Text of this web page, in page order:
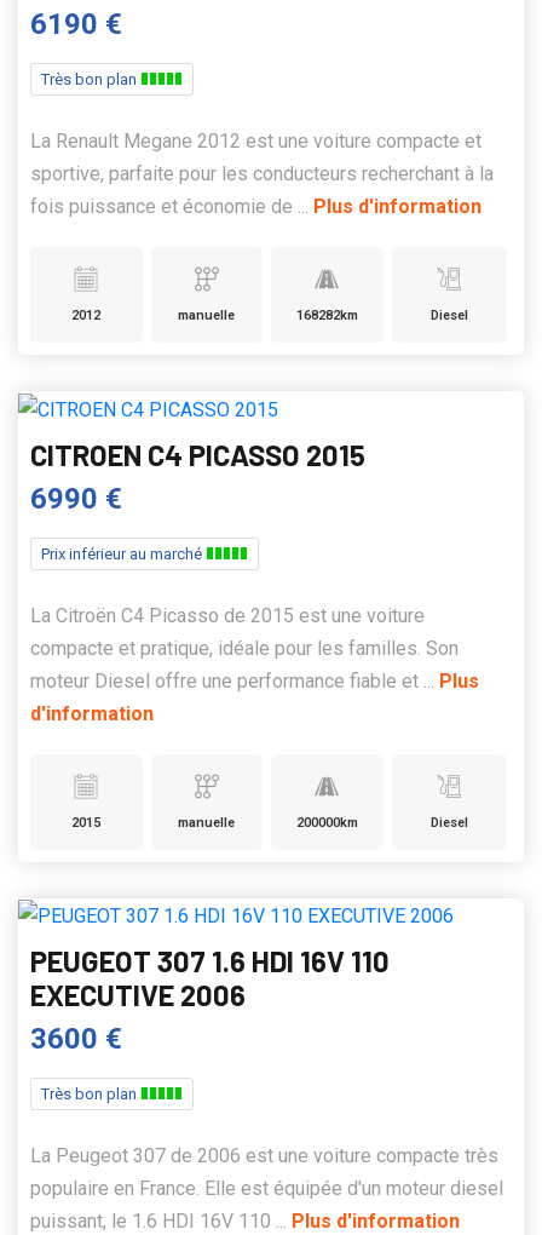
6190 €
Très bon plan
La Renault Megane 2012 est une voiture compacte et
sportive, parfaite pour les conducteurs recherchant à la
fois puissance et économie de ... Plus d'information
2012 manuelle 168282km Diesel
CITROEN C4 PICASSO 2015
6990 €
Prix inférieur au marché
La Citroën C4 Picasso de 2015 est une voiture
compacte et pratique, idéale pour les familles. Son
moteur Diesel offre une performance fiable et ... Plus
d'information
2015 manuelle 200000km Diesel
PEUGEOT 307 1.6 HDI 16V 110
EXECUTIVE 2006
3600 €
Très bon plan
La Peugeot 307 de 2006 est une voiture compacte très
populaire en France. Elle est équipée d'un moteur diesel
puissant, le 1.6 HDI 16V 110 ... Plus d'information